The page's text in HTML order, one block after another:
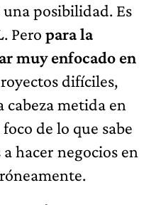
posibilidad. Es
. Pero para la
muy enfocado en
difíciles,
cabeza metida en
de lo que sabe
hacer negocios en